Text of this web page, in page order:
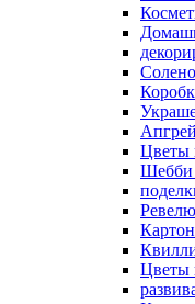
Цветы
Цветы